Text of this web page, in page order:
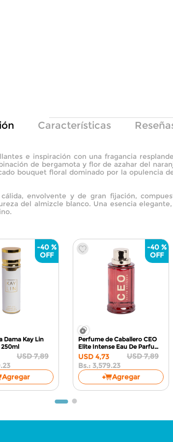
Características
e inspiración con una fragancia
de bergamota y flor de azahar del
bouquet floral dominado por la opulencia
envolvente y de gran fijación,
del almizcle blanco. Una esencia
-40 %
Dama Kay Lin
250ml
USD 7,89
Agregar
-40 %
Perfume de Caballero CEO
Elite Intense Eau De Parfum
H03 100ml
USD 4,73 USD 7,89
Bs.: 3,579.23
Agregar